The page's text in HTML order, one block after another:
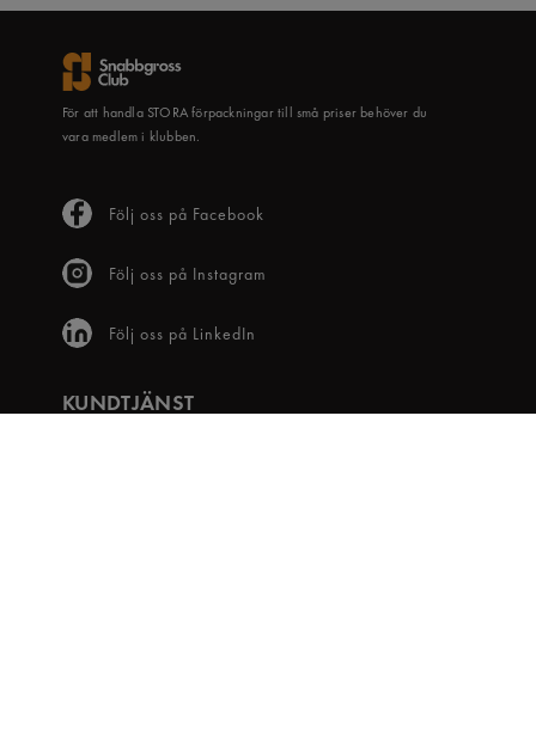
För att handla STORA förpackningar till små priser behöver du
vara medlem i klubben.
Följ oss på Facebook
Följ oss på Instagram
Följ oss på LinkedIn
KUNDTJÄNST